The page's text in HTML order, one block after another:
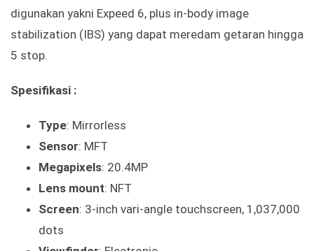
digunakan yakni Expeed 6, plus in-body image
stabilization (IBS) yang dapat meredam getaran hingga
5 stop.
Spesifikasi :
Type: Mirrorless
Sensor: MFT
Megapixels: 20.4MP
Lens mount: NFT
Screen: 3-inch vari-angle touchscreen, 1,037,000
dots